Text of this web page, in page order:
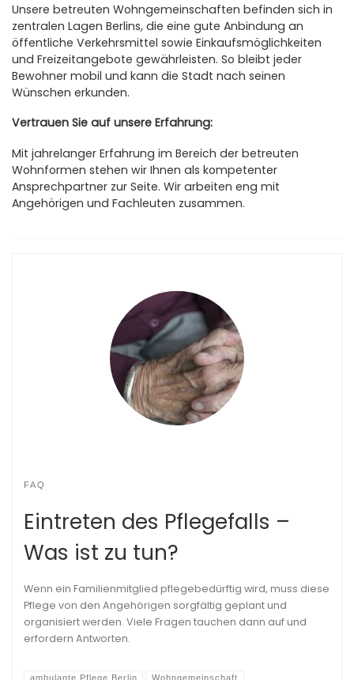
Unsere betreuten Wohngemeinschaften befinden sich in
zentralen Lagen Berlins, die eine gute Anbindung an
öffentliche Verkehrsmittel sowie Einkaufsmöglichkeiten
und Freizeitangebote gewährleisten. So bleibt jeder
Bewohner mobil und kann die Stadt nach seinen
Wünschen erkunden.
Vertrauen Sie auf unsere Erfahrung:
Mit jahrelanger Erfahrung im Bereich der betreuten
Wohnformen stehen wir Ihnen als kompetenter
Ansprechpartner zur Seite. Wir arbeiten eng mit
Angehörigen und Fachleuten zusammen.
FAQ
Eintreten des Pflegefalls –
Was ist zu tun?
Wenn ein Familienmitglied pflegebedürftig wird, muss diese
Pflege von den Angehörigen sorgfältig geplant und
organisiert werden. Viele Fragen tauchen dann auf und
erfordern Antworten.
ambulante Pflege Berlin Wohngemeinschaft